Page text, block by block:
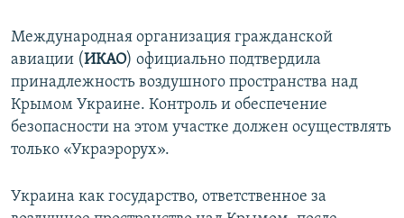
Международная организация гражданской
авиации (ИКАО) официально подтвердила
принадлежность воздушного пространства над
Крымом Украине. Контроль и обеспечение
безопасности на этом участке должен осуществлять
только «Украэрорух».
Украина как государство, ответственное за